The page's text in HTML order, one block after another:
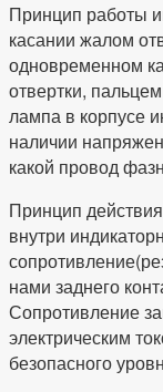
Принцип работы
касании жалом
одновременном
отвертки,
лампа в корпусе
наличии
какой провод
Принцип
внутри
нами заднего
Сопротивление
электрическим
безопасного